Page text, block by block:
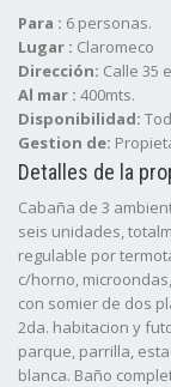
Para : 6 personas.
Lugar : Claromeco
Dirección: Calle 35
Al mar : 400mts.
Disponibilidad:
Gestion de:
Detalles de la
Cabaña de 3
seis unidades,
regulable por
c/horno,
con somier de dos
2da. habitacion y
parque, parrilla,
blanca. Baño